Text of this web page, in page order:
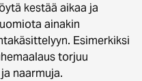
kestää aikaa ja
ainakin
Esimerkiksi
torjuu
naarmuja.